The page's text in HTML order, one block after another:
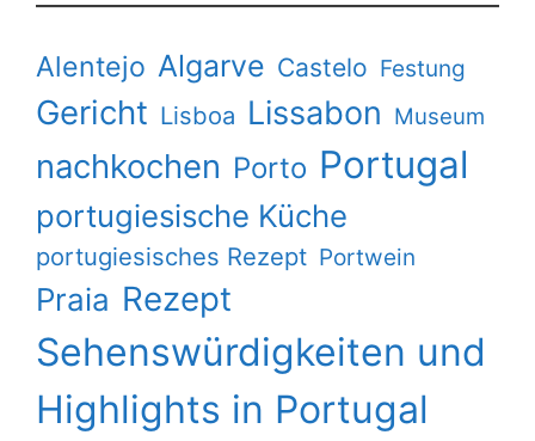
Alentejo Algarve Castelo Festung
Gericht Lisboa Lissabon Museum
nachkochen Porto Portugal
portugiesische Küche
portugiesisches Rezept Portwein
Praia Rezept
Sehenswürdigkeiten und
Highlights in Portugal